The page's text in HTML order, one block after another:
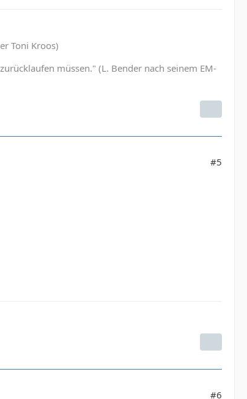
Toni Kroos)
müssen." (L. Bender nach seinem EM-
#5
#6